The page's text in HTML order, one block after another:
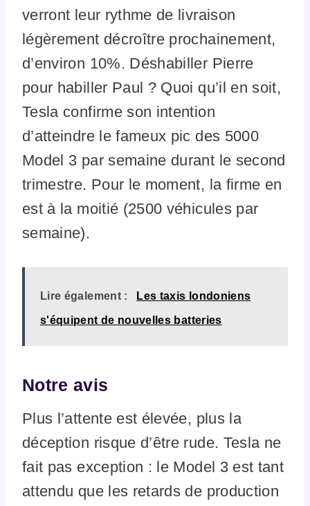
verront leur rythme de livraison
légèrement décroître prochainement,
d’environ 10%. Déshabiller Pierre
pour habiller Paul ? Quoi qu’il en soit,
Tesla confirme son intention
d’atteindre le fameux pic des 5000
Model 3 par semaine durant le second
trimestre. Pour le moment, la firme en
est à la moitié (2500 véhicules par
semaine).
Lire également : Les taxis londoniens
s'équipent de nouvelles batteries
Notre avis
Plus l’attente est élevée, plus la
déception risque d’être rude. Tesla ne
fait pas exception : le Model 3 est tant
attendu que les retards de production